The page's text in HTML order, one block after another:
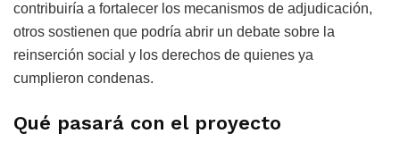
contribuiría a fortalecer los mecanismos de adjudicación,
otros sostienen que podría abrir un debate sobre la
reinserción social y los derechos de quienes ya
cumplieron condenas.
Qué pasará con el proyecto